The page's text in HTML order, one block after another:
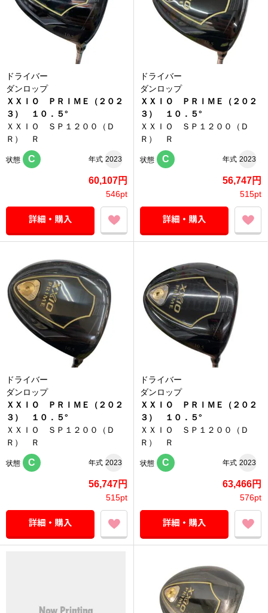
ドライバー
ダンロップ
ＸＸＩＯ ＰＲＩＭＥ（２０２
３） １０．５°
ＸＸＩＯ ＳＰ１２００（Ｄ
Ｒ） Ｒ
状態 C 年式 2023
60,107円
546pt
ドライバー
ダンロップ
ＸＸＩＯ ＰＲＩＭＥ（２０２
３） １０．５°
ＸＸＩＯ ＳＰ１２００（Ｄ
Ｒ） Ｒ
状態 C 年式 2023
56,747円
515pt
ドライバー
ダンロップ
ＸＸＩＯ ＰＲＩＭＥ（２０２
３） １０．５°
ＸＸＩＯ ＳＰ１２００（Ｄ
Ｒ） Ｒ
状態 C 年式 2023
56,747円
515pt
ドライバー
ダンロップ
ＸＸＩＯ ＰＲＩＭＥ（２０２
３） １０．５°
ＸＸＩＯ ＳＰ１２００（Ｄ
Ｒ） Ｒ
状態 C 年式 2023
63,466円
576pt